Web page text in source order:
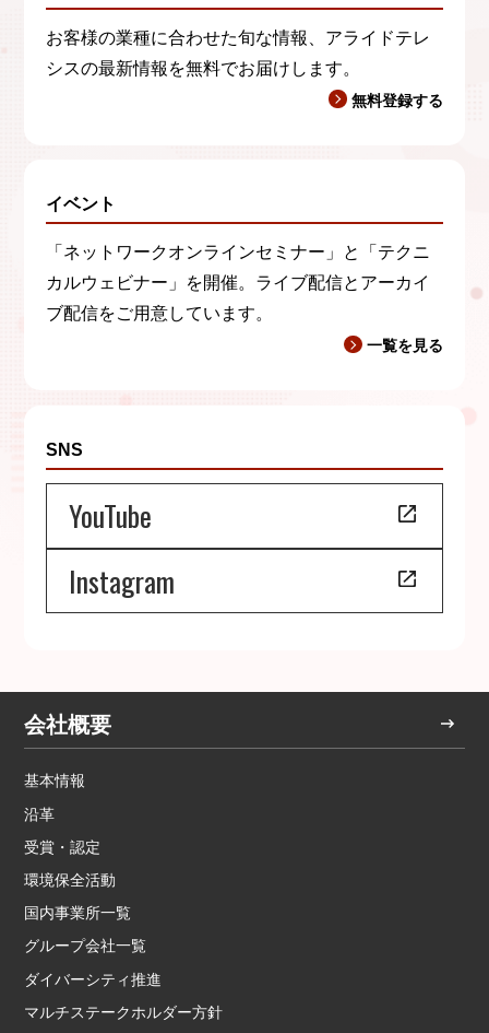
お客様の業種に合わせた旬な情報、アライドテレ
シスの最新情報を無料でお届けします。
無料登録する
イベント
「ネットワークオンラインセミナー」と「テクニ
カルウェビナー」を開催。ライブ配信とアーカイ
ブ配信をご用意しています。
一覧を見る
SNS
YouTube
Instagram
会社概要
基本情報
沿革
受賞・認定
環境保全活動
国内事業所一覧
グループ会社一覧
ダイバーシティ推進
マルチステークホルダー方針